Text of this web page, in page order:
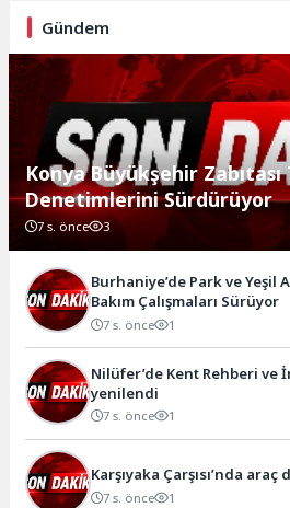
Gündem
Konya Büyükşehir Zabıtası
Denetimlerini Sürdürüyor
7 s. önce 3
Burhaniye’de Park ve Yeşil
Bakım Çalışmaları Sürüyor
7 s. önce 1
Nilüfer’de Kent Rehberi ve
yenilendi
7 s. önce 1
Karşıyaka Çarşısı’nda
7 s. önce 1